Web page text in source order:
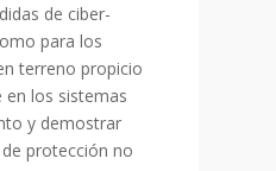
de ciber-
para los
terreno propicio
en los sistemas
y demostrar
protección no